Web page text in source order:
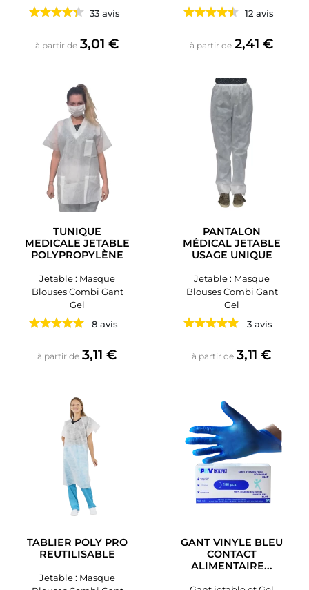
33 avis
à partir de Prix
3,01 €
12 avis
à partir de Prix
2,41 €
TUNIQUE
MEDICALE JETABLE
POLYPROPYLÈNE
Jetable : Masque
Blouses Combi Gant
Gel
8 avis
à partir de Prix
3,11 €
PANTALON
MÉDICAL JETABLE
USAGE UNIQUE
Jetable : Masque
Blouses Combi Gant
Gel
3 avis
à partir de Prix
3,11 €
TABLIER POLY PRO
REUTILISABLE
Jetable : Masque
GANT VINYLE BLEU
CONTACT
ALIMENTAIRE...